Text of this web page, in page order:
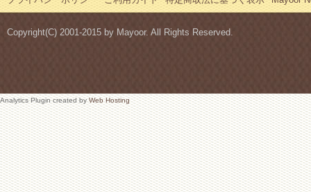
Copyright(C) 2001-2015 by Mayoor. All Rights Reserved.
Analytics Plugin created byWeb Hosting